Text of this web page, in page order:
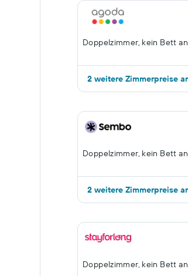
Doppelzimmer, kein Bett
2 weitere Zimmerpreise
Doppelzimmer, kein Bett
2 weitere Zimmerpreise
Doppelzimmer, kein Bett